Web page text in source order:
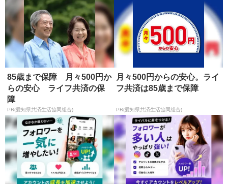
85歳まで保障 月々500円か
らの安心 ライフ共済の保
障
PR(愛知県共済生活協同組合)
月々500円からの安心。ライ
フ共済は85歳まで保障
PR(愛知県共済生活協同組合)